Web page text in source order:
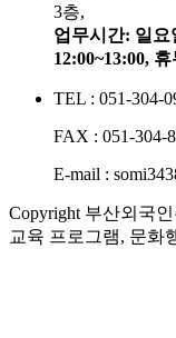
3층,
업무시간: 일요
12:00~13:00,
TEL : 051-304-
FAX : 051-304-
E-mail :
Copyright 부산외국
교육 프로그램, 문화